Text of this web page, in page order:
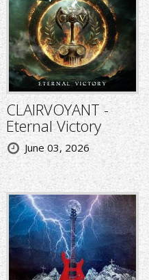
CLAIRVOYANT -
Eternal Victory
June 03, 2026